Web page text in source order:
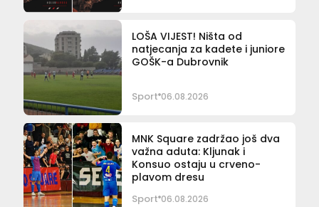
LOŠA VIJEST! Ništa od
natjecanja za kadete i juniore
GOŠK-a Dubrovnik
Sport 06.08.2026
MNK Square zadržao još dva
važna aduta: Kljunak i
Konsuo ostaju u crveno-
plavom dresu
Sport 06.08.2026